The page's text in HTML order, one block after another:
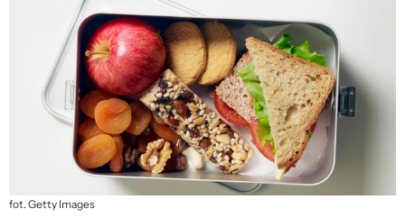
fot. Getty Images